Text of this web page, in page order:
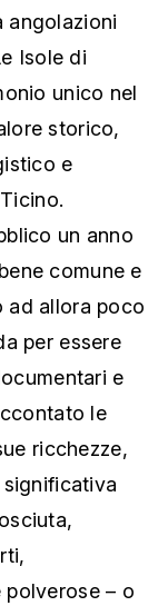
angolazioni
Isole di
unico nel
storico,
e
un anno
comune e
ad allora poco
per essere
e
le
ricchezze,
– o